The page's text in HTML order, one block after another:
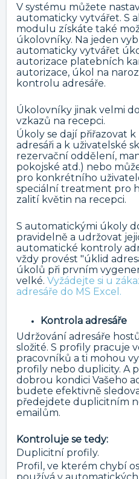
V systému můžete
automaticky vytvářet. S
modulu získáte také
úkolovníky. Na jeden
automaticky vytvářet
autorizace platebních
autorizace, úkol na
kontrolu adresáře.
Úkolovníky jinak velmi
vzkazů na recepci.
Úkoly se dají přiřazovat
adresáři a k uživatelské
rezervační oddělení,
pokojské atd.) nebo
pro konkrétního
speciální treatment pro
zalití květin na recepci.
S automatickými úkoly
pravidelně a udržovat
automatické kontroly
vždy provést "úklid
úkolů při prvním
velké. Vyžádejte si u
adresáře do MS Excel.
Kontrola adresáře
Udržování adresáře
složité. S profily pracuje
pracovníků a ti mohou
profily nebo duplicity. A
dobrou kondici Vašeho
budete efektivně
předejdete duplicitním
emailům.
Kontroluje se tedy:
Duplicitní profily.
Profil, ve kterém chybí